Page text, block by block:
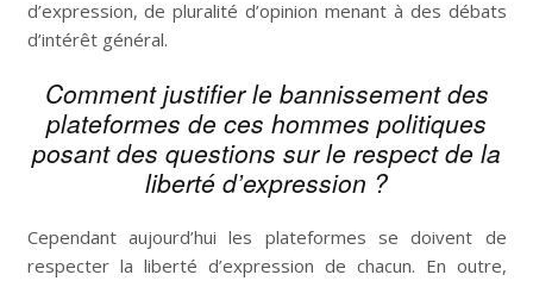
d’expression, de pluralité d’opinion menant à des débats
d’intérêt général.
Comment justifier le bannissement des
plateformes de ces hommes politiques
posant des questions sur le respect de la
liberté d’expression ?
Cependant aujourd’hui les plateformes se doivent de
respecter la liberté d’expression de chacun. En outre,